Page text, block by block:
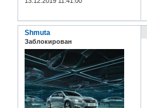
Shmuta
Заблокирован